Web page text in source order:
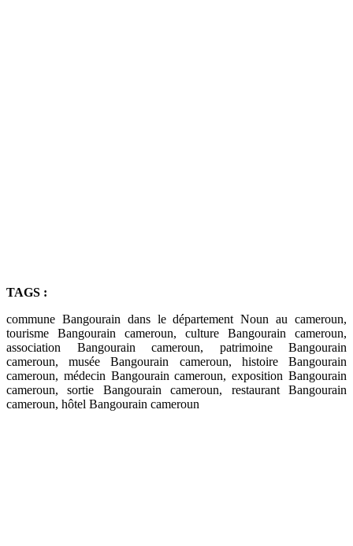
TAGS :
commune Bangourain dans le département Noun au cameroun,
tourisme Bangourain cameroun, culture Bangourain cameroun,
association Bangourain cameroun, patrimoine Bangourain
cameroun, musée Bangourain cameroun, histoire Bangourain
cameroun, médecin Bangourain cameroun, exposition Bangourain
cameroun, sortie Bangourain cameroun, restaurant Bangourain
cameroun, hôtel Bangourain cameroun